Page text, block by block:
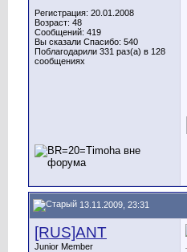
Регистрация: 20.01.2008
Возраст: 48
Сообщений: 419
Вы сказали Спасибо: 540
Поблагодарили 331 раз(а) в 128
сообщениях
13.11.2009, 23:31
[RUS]ANT
Junior Member